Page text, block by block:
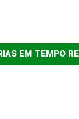
EM TEMPO